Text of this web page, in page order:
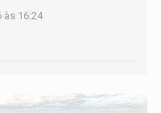
às 16:24